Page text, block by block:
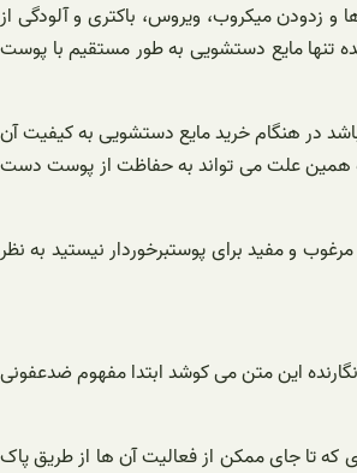
زدودن میکروب، ویروس، باکتری و آلودگی از
تنها مایع دستشویی به طور مستقیم با پوست
در هنگام خرید مایع دستشویی به کیفیت آن
به همین علت می تواند به حفاظت از پوست دست
و مفید برای پوستبرخوردار نیستید به نظر
این متن می کوشد ابتدا مفهوم ضدعفونی
تا جای ممکن از فعالیت آن ها از طریق پاک